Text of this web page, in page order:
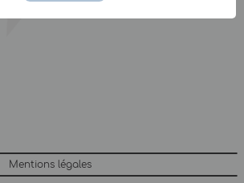
Mentions légales